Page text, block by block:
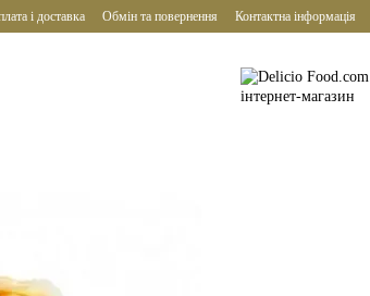
і доставка Обмін та повернення Контактна інформація